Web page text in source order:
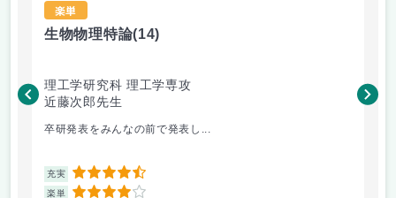
楽単
生物物理特論(14)
理工学研究科 理工学専攻
近藤次郎先生
卒研発表をみんなの前で発表し...
充実 4.5
楽単 4
鈴